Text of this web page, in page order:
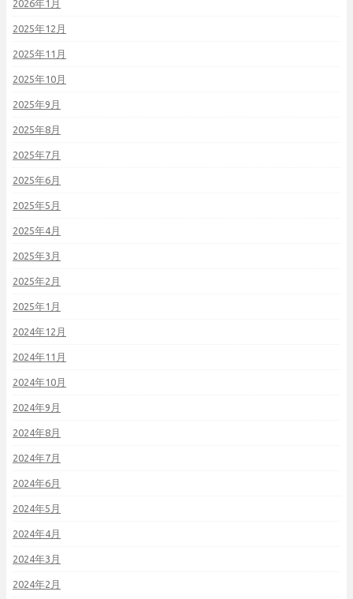
2026年1月
2025年12月
2025年11月
2025年10月
2025年9月
2025年8月
2025年7月
2025年6月
2025年5月
2025年4月
2025年3月
2025年2月
2025年1月
2024年12月
2024年11月
2024年10月
2024年9月
2024年8月
2024年7月
2024年6月
2024年5月
2024年4月
2024年3月
2024年2月